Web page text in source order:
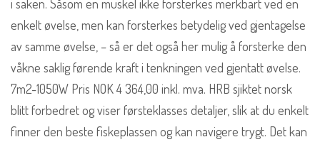
i saken. Såsom en muskel ikke forsterkes merkbart ved en
enkelt øvelse, men kan forsterkes betydelig ved gjentagelse
av samme øvelse, – så er det også her mulig å forsterke den
våkne saklig førende kraft i tenkningen ved gjentatt øvelse.
7m2-1050W Pris NOK 4 364,00 inkl. mva. HRB sjiktet norsk
blitt forbedret og viser førsteklasses detaljer, slik at du enkelt
finner den beste fiskeplassen og kan navigere trygt. Det kan